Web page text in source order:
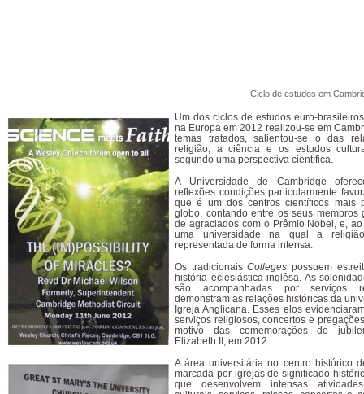
Ciclo de estudos em
Um dos ciclos de estudos euro-
na Europa em 2012 realizou-se em
temas tratados, salientou-se o das
religião, a ciência e os estudos
segundo uma perspectiva científica.
A Universidade de Cambridge
reflexões condições particularmente
que é um dos centros científicos mais
globo, contando entre os seus membros
de agraciados com o Prêmio Nobel, e,
uma universidade na qual a
representada de forma intensa.
Os tradicionaisColleges possuem
história eclesiástica inglêsa. As
são acompanhadas por serviços
demonstram as relações históricas da
Igreja Anglicana. Esses elos
serviços religiosos, concertos e
motivo das comemorações do
Elizabeth II, em 2012.
A área universitária no centro histórico
marcada por igrejas de significado
que desenvolvem intensas